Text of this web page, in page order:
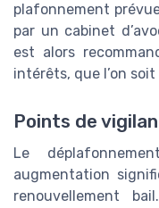
plafonnement
par un cabinet
est alors
intérêts, que l’on
Points de
Le
augmentation
renouvellement